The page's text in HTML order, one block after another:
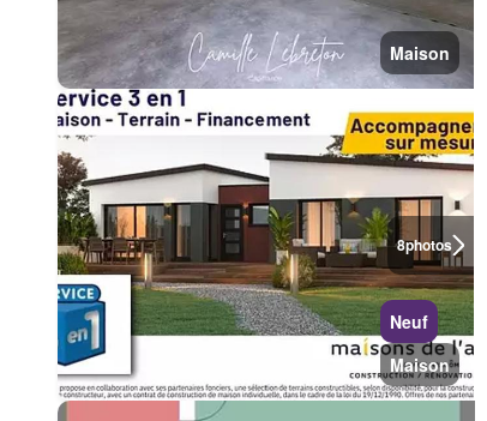
Maison
8photos
Neuf
Maison